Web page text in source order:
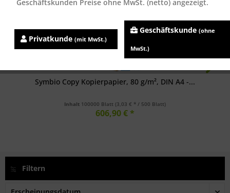
Symbio Copy Kopierpapier, 80 g/m², DIN A4 -...
Inhalt 100000 Blatt (3,03 € * / 500 Blatt)
606,90 € *
Filtern
Geschäftskunden Preise ohne MwSt. (netto) angezeigt.
Privatkunde (mit MwSt.)
Geschäftskunde (ohne
MwSt.)